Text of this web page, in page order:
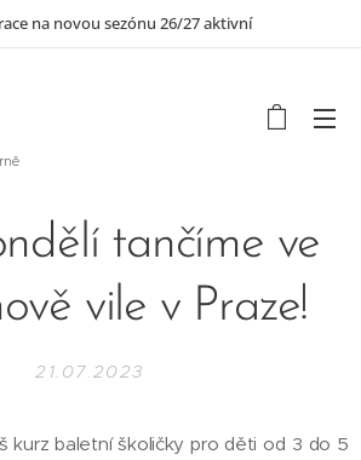
na novou sezónu 26/27 aktivní
tančíme ve
vile v Praze!
21.07.2023
kurz baletní školičky pro děti od 3 do 5